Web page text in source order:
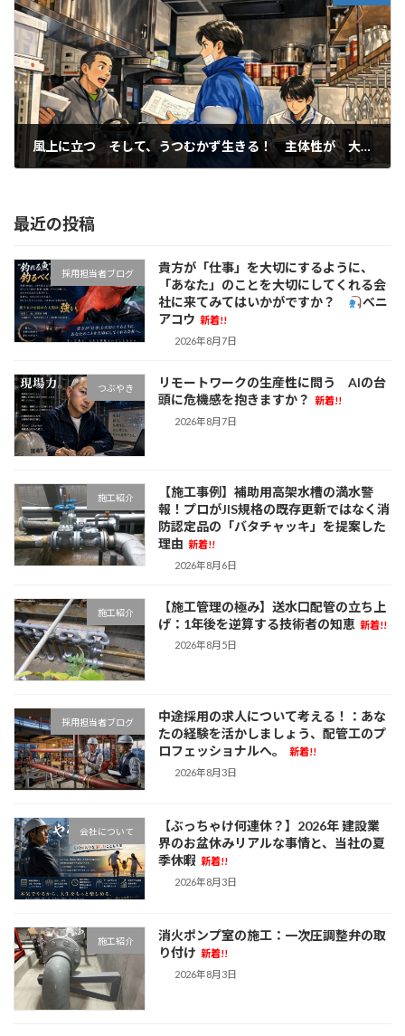
風上に立つ そして、うつむかず生きる！ 主体性が 大事です。オープン前に、現地調査してきました。
最近の投稿
採用担当者ブログ
貴方が「仕事」を大切にするように、
「あなた」のことを大切にしてくれる会
社に来てみてはいかがですか？
べニ
アコウ 新着!!
2026年8月7日
つぶやき
リモートワークの生産性に問う AIの台
頭に危機感を抱きますか？
新着!!
2026年8月7日
施工紹介
【施工事例】補助用高架水槽の満水警
報！プロがJIS規格の既存更新ではなく消
防認定品の「バタチャッキ」を提案した
理由 新着!!
2026年8月6日
施工紹介
【施工管理の極み】送水口配管の立ち上
げ：1年後を逆算する技術者の知恵 新着!!
2026年8月5日
採用担当者ブログ
中途採用の求人について考える！：あな
たの経験を活かしましょう、配管工のプ
ロフェッショナルへ。
新着!!
2026年8月3日
会社について
【ぶっちゃけ何連休？】2026年 建設業
界のお盆休みリアルな事情と、当社の夏
季休暇 新着!!
2026年8月3日
施工紹介
消火ポンプ室の施工：一次圧調整弁の取
り付け 新着!!
2026年8月3日